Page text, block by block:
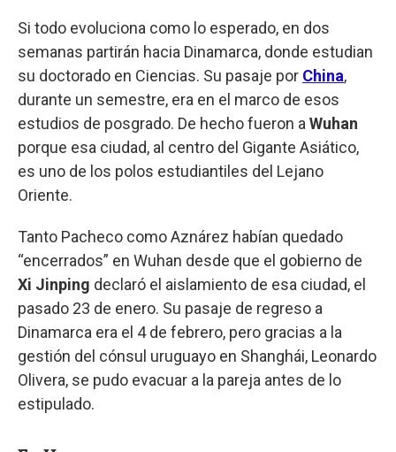
Si todo evoluciona como lo esperado, en dos
semanas partirán hacia Dinamarca, donde estudian
su doctorado en Ciencias. Su pasaje por China,
durante un semestre, era en el marco de esos
estudios de posgrado. De hecho fueron a Wuhan
porque esa ciudad, al centro del Gigante Asiático,
es uno de los polos estudiantiles del Lejano
Oriente.
Tanto Pacheco como Aznárez habían quedado
“encerrados” en Wuhan desde que el gobierno de
Xi Jinping declaró el aislamiento de esa ciudad, el
pasado 23 de enero. Su pasaje de regreso a
Dinamarca era el 4 de febrero, pero gracias a la
gestión del cónsul uruguayo en Shanghái, Leonardo
Olivera, se pudo evacuar a la pareja antes de lo
estipulado.